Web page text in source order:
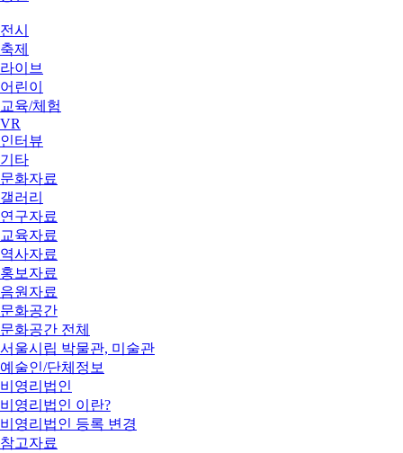
전시
축제
라이브
어린이
교육/체험
VR
인터뷰
기타
문화자료
갤러리
연구자료
교육자료
역사자료
홍보자료
음원자료
문화공간
문화공간 전체
서울시립 박물관, 미술관
예술인/단체정보
비영리법인
비영리법인 이란?
비영리법인 등록 변경
참고자료